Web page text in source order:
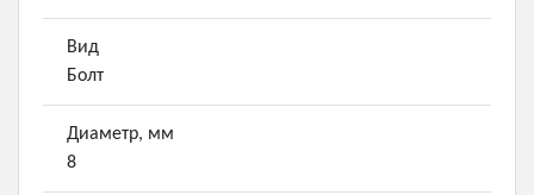
Вид
Болт
Диаметр, мм
8